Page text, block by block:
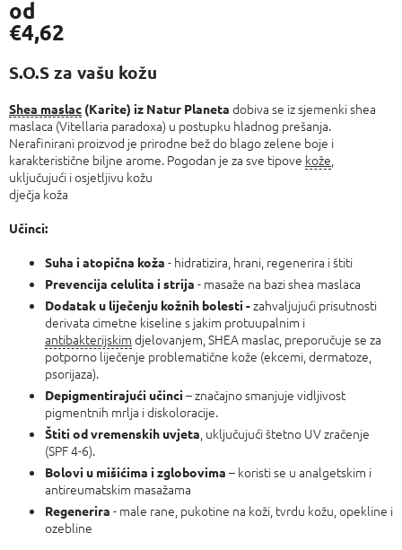
od
€4,62
Izmjeri
cijenu:
S.O.S za vašu kožu
Shea maslac (Karite) iz Natur Planeta dobiva se iz sjemenki shea
maslaca (Vitellaria paradoxa) u postupku hladnog prešanja.
Nerafinirani proizvod je prirodne bež do blago zelene boje i
karakteristične biljne arome. Pogodan je za sve tipove kože
uključujući i osjetljivu kožu
dječja koža
Učinci:
Suha i atopična koža - hidratizira, hrani, regenerira i štiti
Prevencija celulita i strija - masaže na bazi shea maslaca
Dodatak u liječenju kožnih bolesti -zahvaljujući prisutnosti
derivata cimetne kiseline s jakim protuupalnim i
antibakterijskim djelovanjem, SHEA maslac, preporučuje se za
potporno liječenje problematične kože (ekcemi, dermatoze,
psorijaza).
Depigmentirajući učinci – značajno smanjuje vidljivost
pigmentnih mrlja i diskoloracije.
Štiti od vremenskih uvjeta , uključujući štetno UV zračenje
(SPF 4-6).
Bolovi u mišićima i zglobovima – koristi se u analgetskim i
antireumatskim masažama
Regenerira - male rane, pukotine na koži, tvrdu kožu, opekline i
ozebline